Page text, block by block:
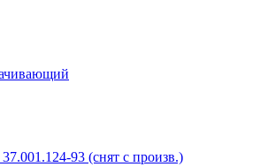
93 (снят с произв.)